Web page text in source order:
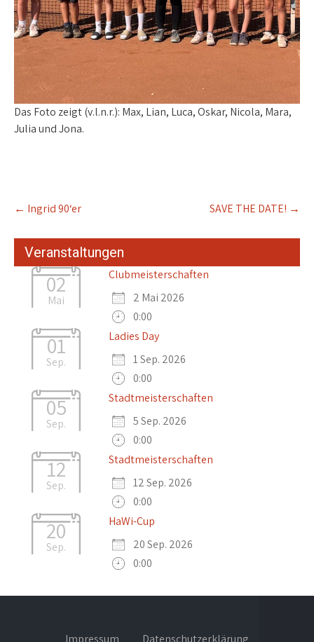
Das Foto zeigt (v.l.n.r.): Max, Lian, Luca, Oskar, Nicola, Mara,
Julia und Jona.
navigation
← Ingrid 90‘er SAVE THE DATE! →
Veranstaltungen
02
Mai
Clubmeisterschaften
2 Mai 2026
0:00
01
Sep.
Ladies Day
1 Sep. 2026
0:00
05
Sep.
Stadtmeisterschaften
5 Sep. 2026
0:00
12
Sep.
Stadtmeisterschaften
12 Sep. 2026
0:00
20
Sep.
HaWi-Cup
20 Sep. 2026
0:00
Impressum Datenschutzerklärung